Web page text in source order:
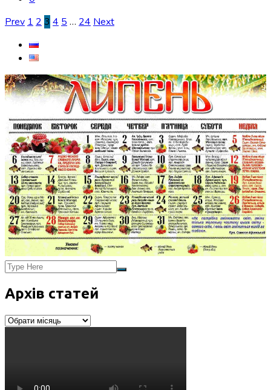
Пагінація
записів
Prev 1 2 3 4 5 … 24 Next
Архів статей
Архів